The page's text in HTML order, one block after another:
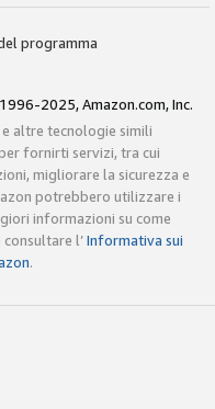
programma
2025, Amazon.com, Inc.
altre tecnologie simili
fornirti servizi, tra cui
migliorare la sicurezza e
potrebbero utilizzare i
informazioni su come
l’Informativa sui
.